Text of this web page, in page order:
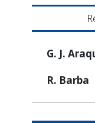
G. J.
R. Barba